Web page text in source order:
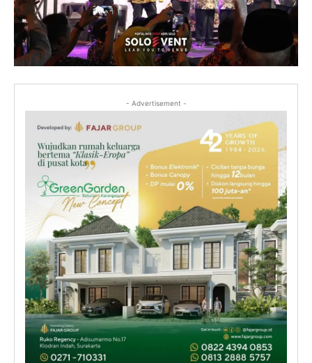
- Advertisement -